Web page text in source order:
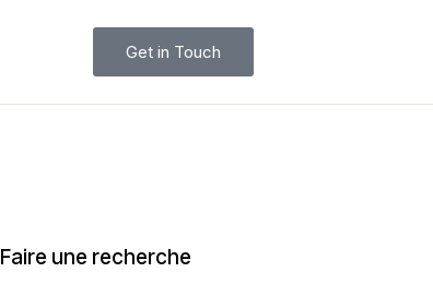
Get in Touch
Faire une recherche